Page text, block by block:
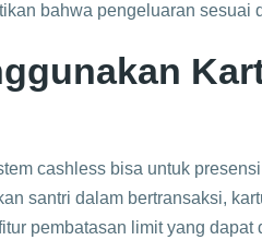
bahwa pengeluaran sesuai
cashless bisa untuk
santri dalam bertransaksi,
pembatasan limit yang dapat